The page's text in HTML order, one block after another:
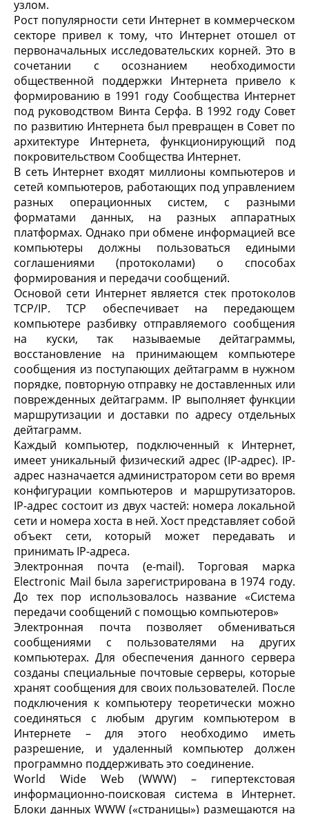
узлом.
Рост популярности сети Интернет в коммерческом
секторе привел к тому, что Интернет отошел от
первоначальных исследовательских корней. Это в
сочетании с осознанием необходимости
общественной поддержки Интернета привело к
формированию в 1991 году Сообщества Интернет
под руководством Винта Серфа. В 1992 году Совет
по развитию Интернета был превращен в Совет по
архитектуре Интернета, функционирующий под
покровительством Сообщества Интернет.
В сеть Интернет входят миллионы компьютеров и
сетей компьютеров, работающих под управлением
разных операционных систем, с разными
форматами данных, на разных аппаратных
платформах. Однако при обмене информацией все
компьютеры должны пользоваться едиными
соглашениями (протоколами) о способах
формирования и передачи сообщений.
Основой сети Интернет является стек протоколов
TCP/IP. TCP обеспечивает на передающем
компьютере разбивку отправляемого сообщения
на куски, так называемые дейтаграммы,
восстановление на принимающем компьютере
сообщения из поступающих дейтаграмм в нужном
порядке, повторную отправку не доставленных или
поврежденных дейтаграмм. IP выполняет функции
маршрутизации и доставки по адресу отдельных
дейтаграмм.
Каждый компьютер, подключенный к Интернет,
имеет уникальный физический адрес (IP-адрес). IP-
адрес назначается администратором сети во время
конфигурации компьютеров и маршрутизаторов.
IP-адрес состоит из двух частей: номера локальной
сети и номера хоста в ней. Хост представляет собой
объект сети, который может передавать и
принимать IP-адреса.
Электронная почта (e-mail). Торговая марка
Electronic Mail была зарегистрирована в 1974 году.
До тех пор использовалось название «Система
передачи сообщений с помощью компьютеров»
Электронная почта позволяет обмениваться
сообщениями с пользователями на других
компьютерах. Для обеспечения данного сервера
созданы специальные почтовые серверы, которые
хранят сообщения для своих пользователей. После
подключения к компьютеру теоретически можно
соединяться с любым другим компьютером в
Интернете – для этого необходимо иметь
разрешение, и удаленный компьютер должен
программно поддерживать это соединение.
World Wide Web (WWW) – гипертекстовая
информационно-поисковая система в Интернет.
Блоки данных WWW («страницы») размещаются на